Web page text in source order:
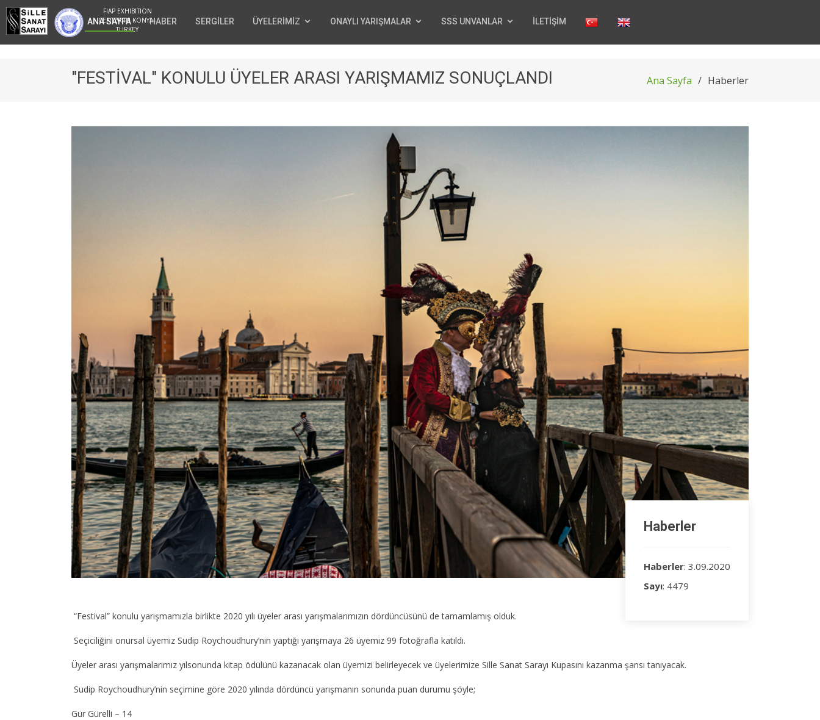
FIAP EXHIBITION
CENTER IN KONYA -
TURKEY
ANA SAYFA HABER SERGİLER ÜYELERİMİZ ONAYLI YARIŞMALAR SSS UNVANLAR İLETİŞİM
"FESTİVAL" KONULU ÜYELER ARASI YARIŞMAMIZ SONUÇLANDI Ana Sayfa Haberler
Haberler
Haberler: 3.09.2020
Sayı: 4479
“Festival” konulu yarışmamızla birlikte 2020 yılı üyeler arası yarışmalarımızın dördüncüsünü de tamamlamış olduk.
Seçiciliğini onursal üyemiz Sudip Roychoudhury’nin yaptığı yarışmaya 26 üyemiz 99 fotoğrafla katıldı.
Üyeler arası yarışmalarımız yılsonunda kitap ödülünü kazanacak olan üyemizi belirleyecek ve üyelerimize Sille Sanat Sarayı Kupasını kazanma şansı tanıyacak.
Sudip Roychoudhury’nin seçimine göre 2020 yılında dördüncü yarışmanın sonunda puan durumu şöyle;
Gür Gürelli – 14